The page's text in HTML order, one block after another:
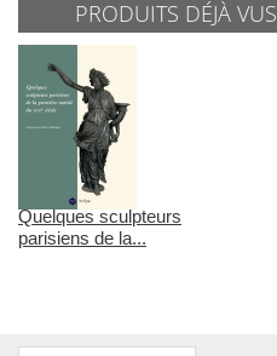
PRODUITS DÉJÀ VUS
Quelques sculpteurs
parisiens de la...